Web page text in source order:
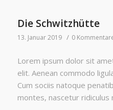
Die Schwitzhütte
13. Januar 2019 / 0
Lorem ipsum dolor sit
elit. Aenean commodo
Cum sociis natoque
montes, nascetur